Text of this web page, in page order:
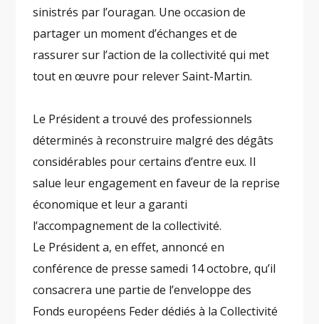
sinistrés par l’ouragan. Une occasion de
partager un moment d’échanges et de
rassurer sur l’action de la collectivité qui met
tout en œuvre pour relever Saint-Martin.
Le Président a trouvé des professionnels
déterminés à reconstruire malgré des dégâts
considérables pour certains d’entre eux. Il
salue leur engagement en faveur de la reprise
économique et leur a garanti
l’accompagnement de la collectivité.
Le Président a, en effet, annoncé en
conférence de presse samedi 14 octobre, qu’il
consacrera une partie de l’enveloppe des
Fonds européens Feder dédiés à la Collectivité